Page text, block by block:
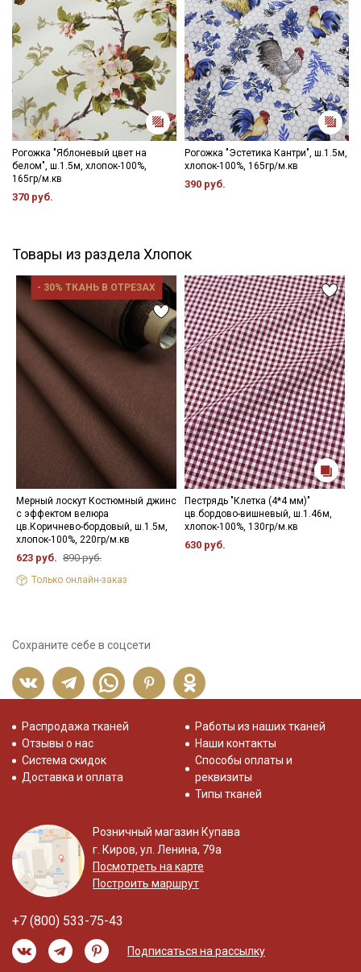
Рогожка "Яблоневый цвет на
белом", ш.1.5м, хлопок-100%,
165гр/м.кв
370 руб.
Рогожка "Эстетика Кантри", ш.1.5м,
хлопок-100%, 165гр/м.кв
390 руб.
Товары из раздела Хлопок
- 30% ТКАНЬ В ОТРЕЗАХ
Мерный лоскут Костюмный джинс
с эффектом велюра
цв.Коричнево-бордовый, ш.1.5м,
хлопок-100%, 220гр/м.кв
623 руб. 890 руб.
Только онлайн-заказ
Пестрядь "Клетка (4*4 мм)"
цв.бордово-вишневый, ш.1.46м,
хлопок-100%, 130гр/м.кв
630 руб.
Сохраните себе в соцсети
Распродажа тканей
Отзывы о нас
Система скидок
Доставка и оплата
Работы из наших тканей
Наши контакты
Способы оплаты и
реквизиты
Типы тканей
Розничный магазин Купава
г. Киров, ул. Ленина, 79а
Посмотреть на карте
Построить маршрут
+7 (800) 533-75-43
Подписаться на рассылку